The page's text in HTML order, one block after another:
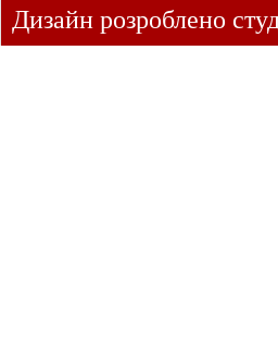
Дизайн розроблено